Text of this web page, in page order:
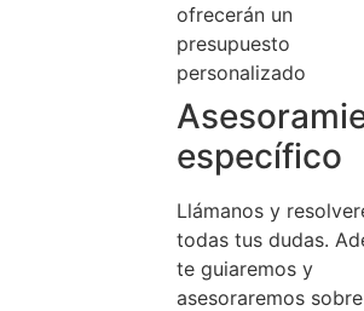
ofrecerán un
presupuesto
personalizado
específico
Llámanos y
todas tus dudas.
te guiaremos y
asesoraremos